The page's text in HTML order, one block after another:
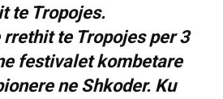
te Tropojes.
te Tropojes per 3
festivalet kombetare
ne Shkoder. Ku